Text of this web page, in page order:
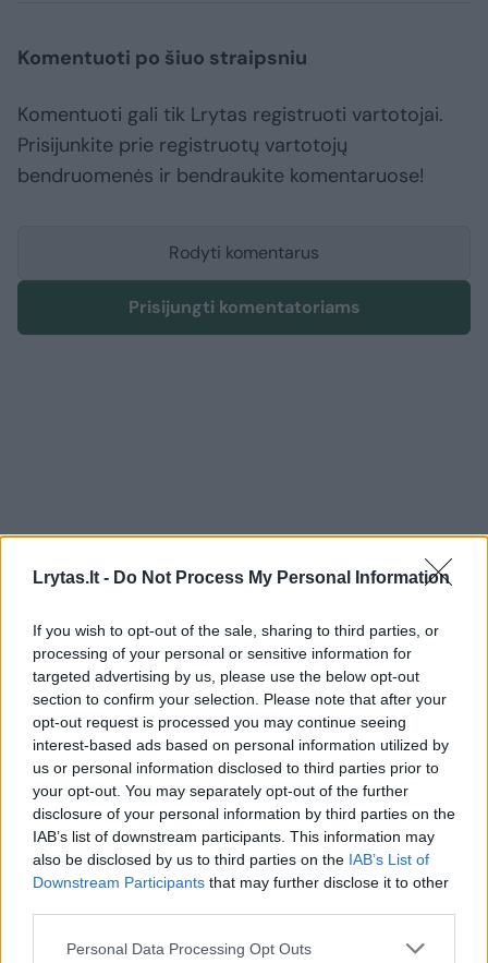
Lrytas.lt - Do Not Process My Personal Information
If you wish to opt-out of the sale, sharing to third parties, or
processing of your personal or sensitive information for
targeted advertising by us, please use the below opt-out
section to confirm your selection. Please note that after your
opt-out request is processed you may continue seeing
interest-based ads based on personal information utilized by
us or personal information disclosed to third parties prior to
your opt-out. You may separately opt-out of the further
disclosure of your personal information by third parties on the
IAB’s list of downstream participants. This information may
also be disclosed by us to third parties on the IAB’s List of
Downstream Participants that may further disclose it to other
Personal Data Processing Opt Outs
Komentuoti po šiuo straipsniu
Komentuoti gali tik Lrytas registruoti vartotojai.
Prisijunkite prie registruotų vartotojų
bendruomenės ir bendraukite komentaruose!
Rodyti komentarus
Prisijungti komentatoriams
Gamta Fauna
Senolės atostogos baigėsi
tragedija: išsvajotą kelionę
nutraukė dramblio išpuolis
2026 m. rugpjūčio 9 d. 10:23
Lrytas.lt